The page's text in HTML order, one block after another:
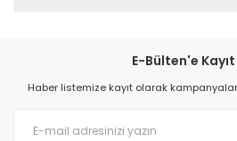
E-Bülten'e
Haber listemize kayıt olarak